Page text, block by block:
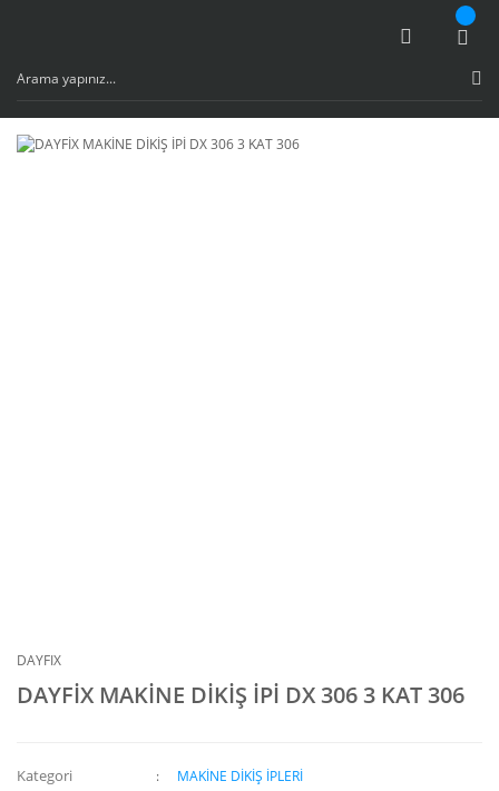
DAYFIX
DAYFİX MAKİNE DİKİŞ İPİ DX 306 3 KAT 306
Kategori MAKİNE DİKİŞ İPLERİ